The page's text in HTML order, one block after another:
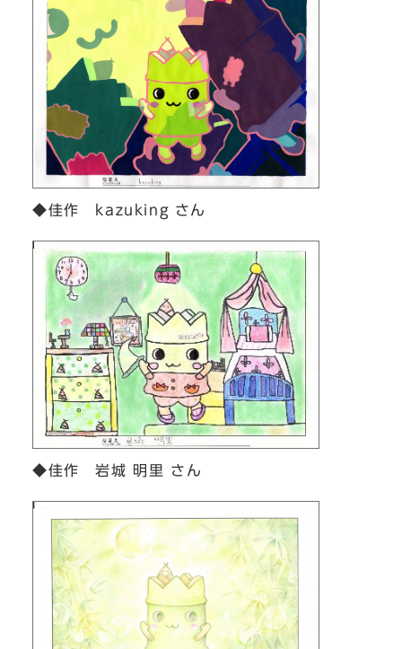
◆佳作 kazuking さん
◆佳作 岩城 明里 さん